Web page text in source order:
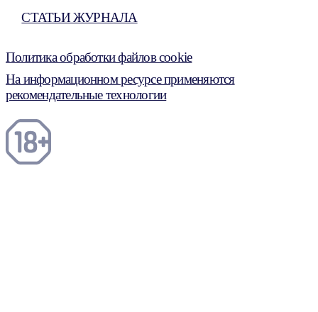
СТАТЬИ ЖУРНАЛА
Политика обработки файлов cookie
На информационном ресурсе применяются
рекомендательные технологии